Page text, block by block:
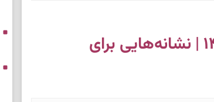
فال چای امروز سه‌شنبه ۹ تیر ۱۴۰۵ | نشانه‌هایی برای